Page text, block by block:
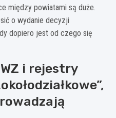
między powiatami są duże.
o wydanie decyzji
dopiero jest od czego się
i rejestry